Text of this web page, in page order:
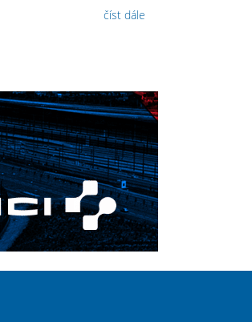
číst dále